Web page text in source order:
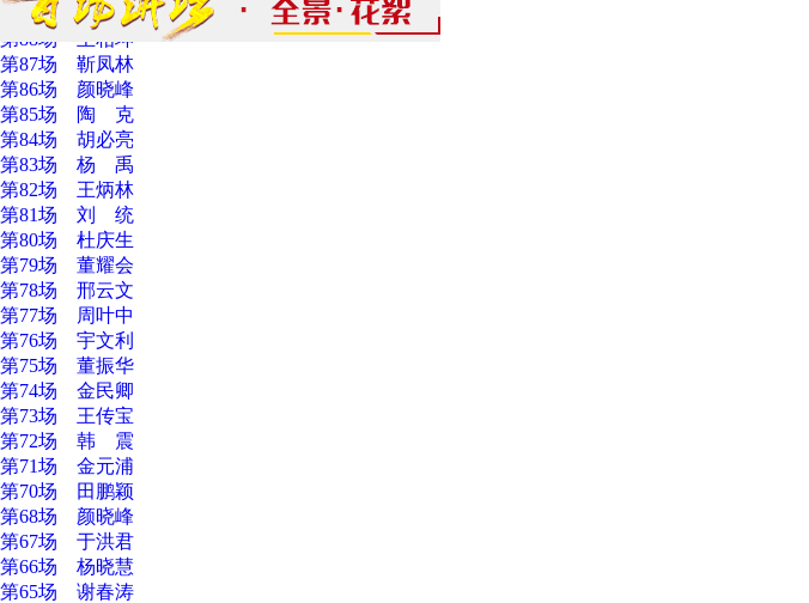
第89场 王向明
第88场 王相坤
第87场 靳凤林
第86场 颜晓峰
第85场 陶 克
第84场 胡必亮
第83场 杨 禹
第82场 王炳林
第81场 刘 统
第80场 杜庆生
第79场 董耀会
第78场 邢云文
第77场 周叶中
第76场 宇文利
第75场 董振华
第74场 金民卿
第73场 王传宝
第72场 韩 震
第71场 金元浦
第70场 田鹏颖
第68场 颜晓峰
第67场 于洪君
第66场 杨晓慧
第65场 谢春涛